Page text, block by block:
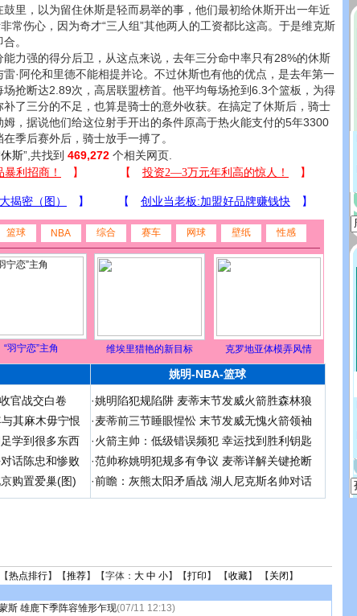
里，以为留住休斯是轻而易举的事，他们最初给休斯开出一年近
常伤心，因为奇才“三人组”其他两人的工资都比这高。于是维克斯
。
强的得分后卫，从这点来说，去年三分命中率只有28%的休斯
·阿伦和里德不能相提并论。不过休斯也有他的优点，是去年第一
抢断达2.89次，高居联盟榜首。他平均每场抢到6.3个篮板，为得
了三分的不足，也算是骑士的意外收获。在搞定了休斯后，骑士
，据说他们给这位射手开出的条件原高于热火能支付的5年3300
季后赛外后，骑士放手一搏了。
休斯”,共找到 469,272 个相关网页.
篮球 NBA 综合 赛车 网球 壁纸 性感
“羽宁恋”主角 维埃里猎艳的新目标 克罗地亚体模弄风情
姚明-NBA-篮球
官战交白卷
其麻木毋宁恨
学到很多东西
话陈忠和惨败
购置爱巢(图)
·姚明陷犯规陷阱 麦蒂末节发威火箭胜森林狼
·麦蒂前三节睡眼惺忪 末节发威无愧火箭领袖
·火箭主帅：低级错误频犯 幸运找到胜利钥匙
·范帅称姚明犯规多有争议 麦蒂详解关键抢断
·前瞻：灰熊太阳矛盾战 湖人尼克斯名帅对话
热点排行】【推荐】【字体： 大 中 小】【打印 】 【收藏】 【 关闭 】
斯 雄鹿下季阵容雏形乍现(07/11 12:13)